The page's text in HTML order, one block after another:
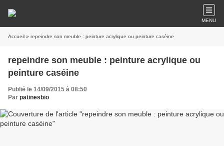
MENU
Accueil » repeindre son meuble : peinture acrylique ou peinture caséine
repeindre son meuble : peinture acrylique ou
peinture caséine
Publié le 14/09/2015 à 08:50
Par patinesbio